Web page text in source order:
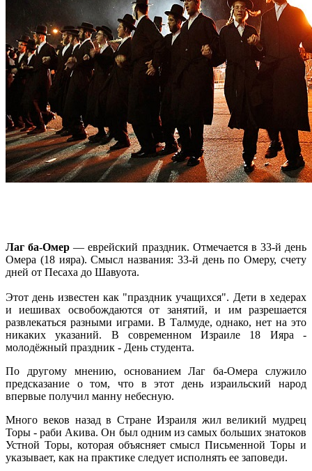
Лаг ба-Омер — еврейский праздник. Отмечается в 33-й день
Омера (18 ияра). Смысл названия: 33-й день по Омеру, счету
дней от Песаха до Шавуота.
Этот день известен как "праздник учащихся". Дети в хедерах
и иешивах освобождаются от занятий, и им разрешается
развлекаться разными играми. В Талмуде, однако, нет на это
никаких указаний. В современном Израиле 18 Ияра -
молодёжный праздник - День студента.
По другому мнению, основанием Лаг ба-Омера служило
предсказание о том, что в этот день израильский народ
впервые получил манну небесную.
Много веков назад в Стране Израиля жил великий мудрец
Торы - раби Акива. Он был одним из самых больших знатоков
Устной Торы, которая объясняет смысл Письменной Торы и
указывает, как на практике следует исполнять ее заповеди.